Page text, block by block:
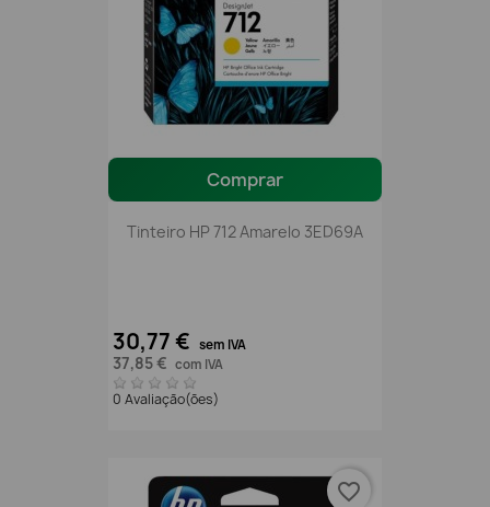
Comprar
Tinteiro HP 712 Amarelo 3ED69A
30,77 € sem IVA
37,85 € com IVA
0 Avaliação(ões)
favorite_border